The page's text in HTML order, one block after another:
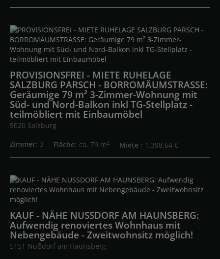
PROVISIONSFREI - MIETE RUHELAGE
SALZBURG PARSCH - BORROMÄUMSTRASSE:
Geräumige 79 m² 3-Zimmer-Wohnung mit
Süd- und Nord-Balkon inkl TG-Stellplatz -
teilmöbliert mit Einbaumöbel
5020 Salzburg
Zimmer 3 Fläche ca. 79 m2 Miete 1.398,64 €
KAUF - NÄHE NUSSDORF AM HAUNSBERG:
Aufwendig renoviertes Wohnhaus mit
Nebengebäude - Zweitwohnsitz möglich!
5151 Nußdorf am Haunsberg